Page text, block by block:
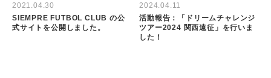
2021.04.30
SIEMPRE FUTBOL CLUB の公
式サイトを公開しました。
2024.04.11
活動報告：「ドリームチャレンジ
ツアー2024 関西遠征」を行いま
した！